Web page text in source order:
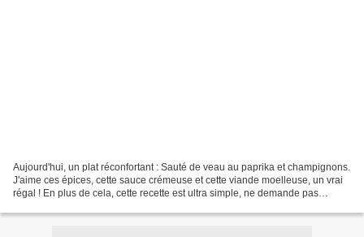
Aujourd'hui, un plat réconfortant : Sauté de veau au paprika et champignons.
J'aime ces épices, cette sauce crémeuse et cette viande moelleuse, un vrai
régal ! En plus de cela, cette recette est ultra simple, ne demande pas